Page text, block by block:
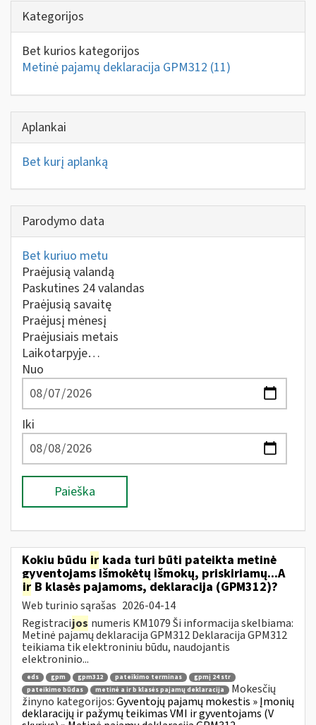
Kategorijos
Bet kurios kategorijos
Metinė pajamų deklaracija GPM312 (11)
Aplankai
Bet kurį aplanką
Parodymo data
Bet kuriuo metu
Praėjusią valandą
Paskutines 24 valandas
Praėjusią savaitę
Praėjusį mėnesį
Praėjusiais metais
Laikotarpyje…
Nuo
Iki
Paieška
Kokiu būdu ir kada turi būti pateikta metinė
gyventojams išmokėtų išmokų, priskiriamų...A
ir B klasės pajamoms, deklaracija (GPM312)?
Web turinio sąrašas 2026-04-14
Registracijos numeris KM1079 Ši informacija skelbiama:
Metinė pajamų deklaracija GPM312 Deklaracija GPM312
teikiama tik elektroniniu būdu, naudojantis
elektroninio...
eds gpm gpm312 pateikimo terminas
gpmį 24 str
pateikimo būdas
metinė a ir b klasės pajamų deklaracija
Mokesčių
žinyno kategorijos:Gyventojų pajamų mokestis » Įmonių
deklaracijų ir pažymų teikimas VMI ir gyventojams (V